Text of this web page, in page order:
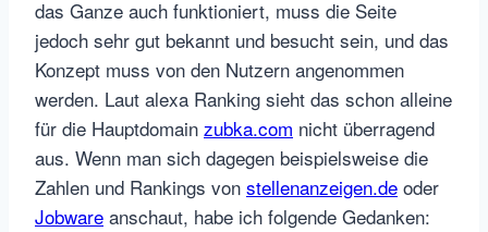
das Ganze auch funktioniert, muss die Seite
jedoch sehr gut bekannt und besucht sein, und das
Konzept muss von den Nutzern angenommen
werden. Laut alexa Ranking sieht das schon alleine
für die Hauptdomain zubka.com nicht überragend
aus. Wenn man sich dagegen beispielsweise die
Zahlen und Rankings von stellenanzeigen.de oder
Jobware anschaut, habe ich folgende Gedanken: